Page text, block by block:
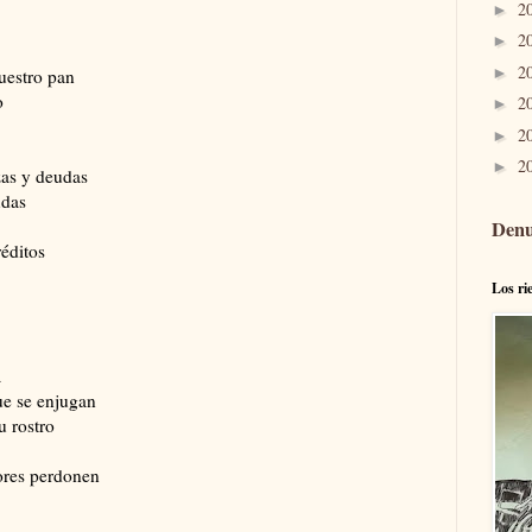
pan
y deudas
se enjugan
rostro
perdonen
►
►
►
►
►
►
Los